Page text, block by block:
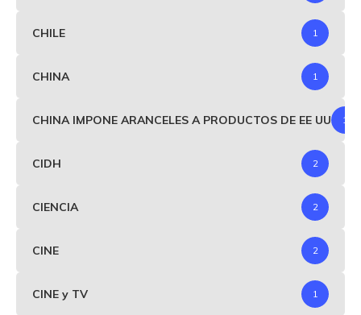
CHILE 1
CHINA 1
CHINA IMPONE ARANCELES A PRODUCTOS DE EE UU 1
CIDH 2
CIENCIA 2
CINE 2
CINE y TV 1